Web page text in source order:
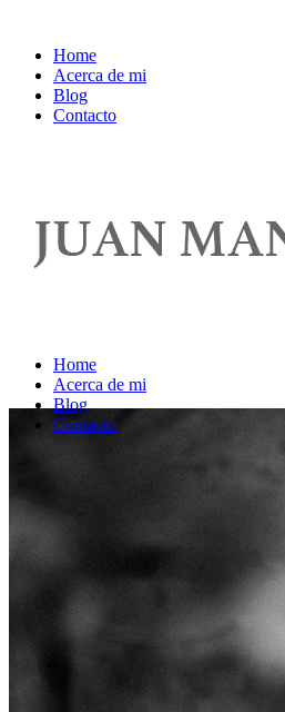
Home
Acerca de mi
Blog
Contacto
Home
Acerca de mi
Blog
Contacto